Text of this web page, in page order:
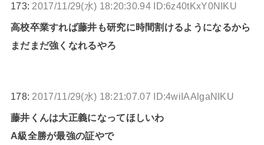
173: 2017/11/29(水) 18:20:30.94 ID:6z40tKxY0NIKU
高校卒業すれば藤井も研究に時間割けるようになるから
まだまだ強くなれるやろ
178: 2017/11/29(水) 18:21:07.07 ID:4wiIAAlgaNIKU
藤井くんは大正義になってほしいわ
A級全勝が最強の証やで